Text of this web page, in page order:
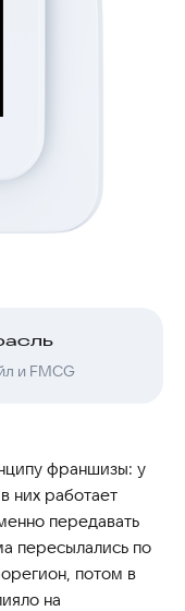
и FMCG
франшизы: у
них работает
передавать
пересылались по
потом в
на